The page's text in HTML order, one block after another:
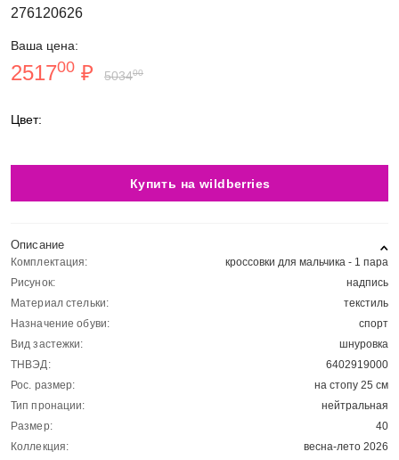
276120626
Ваша цена:
251700 ₽ 503400
Цвет:
Купить на wildberries
Описание
Комплектация:
кроссовки для мальчика - 1 пара
Рисунок:
надпись
Материал стельки:
текстиль
Назначение обуви:
спорт
Вид застежки:
шнуровка
ТНВЭД:
6402919000
Рос. размер:
на стопу 25 см
Тип пронации:
нейтральная
Размер:
40
Коллекция:
весна-лето 2026